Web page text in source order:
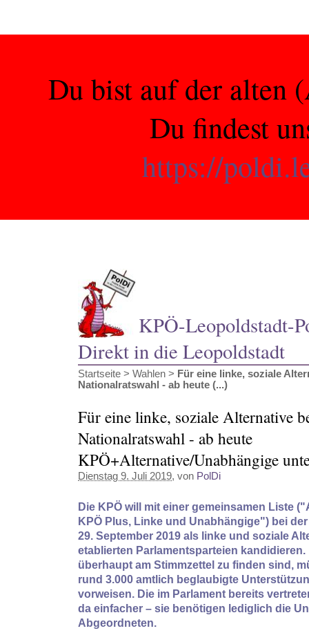
Du bist auf der alten
Du findest
https://
KPÖ-Leopoldstadt-
Direkt in die Leopoldstadt
Startseite > Wahlen > Für eine linke, soziale
Nationalratswahl - ab heute (...)
Für eine linke, soziale Alternative
Nationalratswahl - ab heute
KPÖ+Alternative/Unabhängige
Dienstag 9. Juli 2019, von PolDi
Die KPÖ will mit einer gemeinsamen Liste
KPÖ Plus, Linke und Unabhängige") bei
29. September 2019 als linke und soziale
etablierten Parlamentsparteien kandidieren.
überhaupt am Stimmzettel zu finden sind,
rund 3.000 amtlich beglaubigte
vorweisen. Die im Parlament bereits
da einfacher – sie benötigen lediglich die
Abgeordneten.